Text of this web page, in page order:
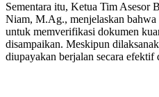
Sementara itu, Ketua Tim Asesor
Niam, M.Ag., menjelaskan bahwa
untuk memverifikasi dokumen
disampaikan. Meskipun
diupayakan berjalan secara efektif